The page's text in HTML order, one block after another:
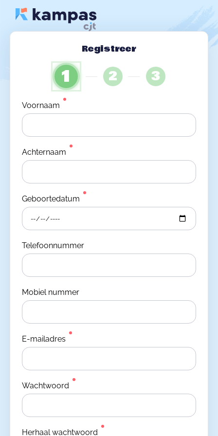
Registreer
1 2 3
Voornaam
Achternaam
Geboortedatum
Telefoonnummer
Mobiel nummer
E-mailadres
Wachtwoord
Herhaal wachtwoord